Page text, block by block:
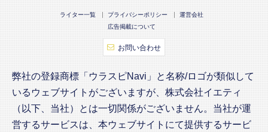
ライター一覧 プライバシーポリシー
運営会社
広告掲載について
お問い合わせ
弊社の登録商標「ウラスピNavi」と名称/ロゴが類似して
いるウェブサイトがございますが、株式会社イエティ
（以下、当社）とは一切関係がございません。当社が運
営するサービスは、本ウェブサイトにて提供するサービ